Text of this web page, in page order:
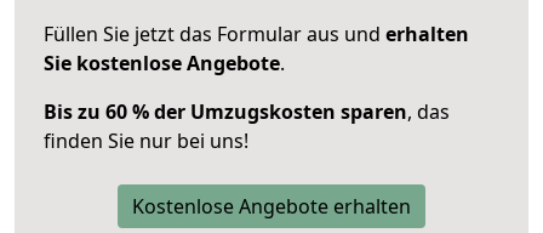
Füllen Sie jetzt das Formular aus und erhalten
Sie kostenlose Angebote.
Bis zu 60 % der Umzugskosten sparen, das
finden Sie nur bei uns!
Kostenlose Angebote erhalten